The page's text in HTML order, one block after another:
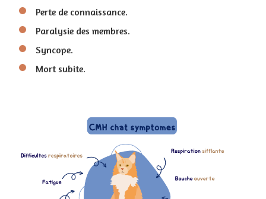
Perte de connaissance.
Paralysie des membres.
Syncope.
Mort subite.